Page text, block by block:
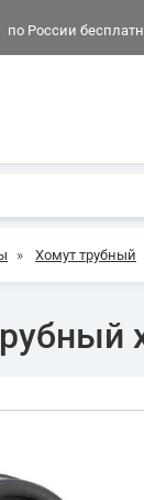
по России
» Хомут трубный